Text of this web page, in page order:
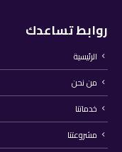
روابط تساعدك
الرئيسية
من نحن
خدماتنا
مشروعتنا